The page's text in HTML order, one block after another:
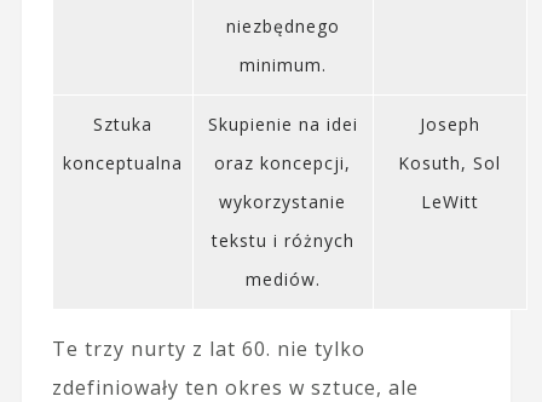
niezbędnego
minimum.
Sztuka
konceptualna
Skupienie na idei
oraz koncepcji,
wykorzystanie
tekstu i różnych
mediów.
Joseph
Kosuth, Sol
LeWitt
Te trzy nurty z lat 60. nie tylko
zdefiniowały ten okres w sztuce, ale